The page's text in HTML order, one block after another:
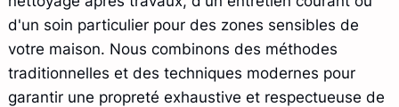
d'un soin particulier pour des zones sensibles de
votre maison. Nous combinons des méthodes
traditionnelles et des techniques modernes pour
garantir une propreté exhaustive et respectueuse de